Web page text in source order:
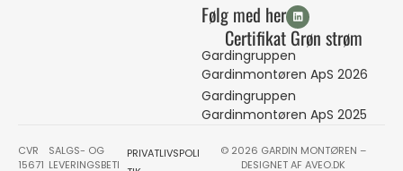
Følg med her
Certifikat Grøn strøm
Gardingruppen
Gardinmontøren ApS 2026
Gardingruppen
Gardinmontøren ApS 2025
© 2026 GARDIN MONTØREN –
DESIGNET AFAVEO.DK
CVR
15671
SALGS- OG
LEVERINGSBETI
PRIVATLIVSPOLI